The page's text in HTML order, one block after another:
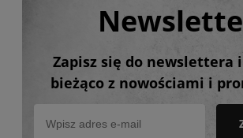
Zapisz się do newslettera
bieżąco z nowościami i